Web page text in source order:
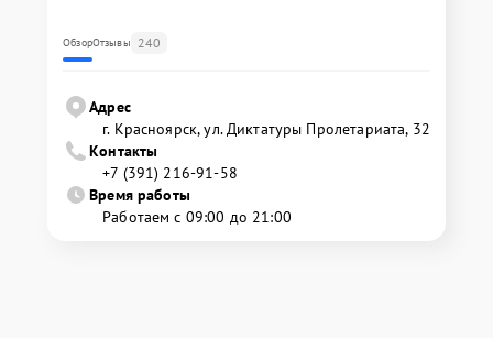
ОбзорОтзывы 240
Адрес
г. Красноярск, ул. Диктатуры Пролетариата, 32
Контакты
+7 (391) 216-91-58
Время работы
Работаем с 09:00 до 21:00